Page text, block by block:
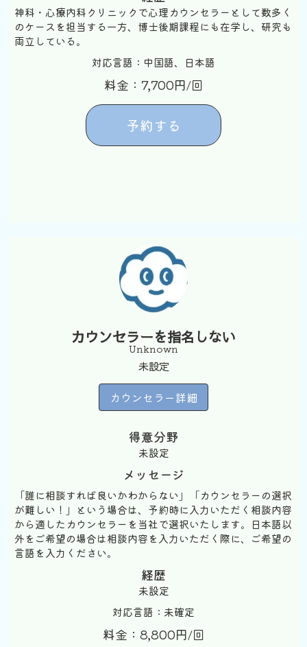
神科・心療内科クリニックで心理カウンセラーとして数多く
のケースを担当する一方、博士後期課程にも在学し、研究も
両立している。
対応言語：中国語、日本語
料金：7,700円/回
予約する
カウンセラーを指名しない
Unknown
未設定
カウンセラー詳細
得意分野
未設定
メッセージ
「誰に相談すれば良いかわからない」「カウンセラーの選択
が難しい！」という場合は、予約時に入力いただく相談内容
から適したカウンセラーを当社で選択いたします。日本語以
外をご希望の場合は相談内容を入力いただく際に、ご希望の
言語を入力ください。
経歴
未設定
対応言語：未確定
料金：8,800円/回